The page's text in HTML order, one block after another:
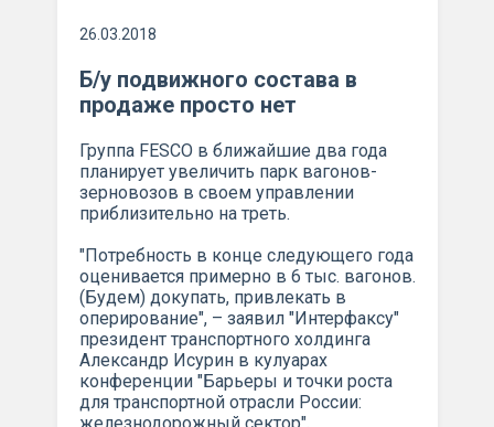
26.03.2018
Б/у подвижного состава в
продаже просто нет
Группа FESCO в ближайшие два года
планирует увеличить парк вагонов-
зерновозов в своем управлении
приблизительно на треть.
"Потребность в конце следующего года
оценивается примерно в 6 тыс. вагонов.
(Будем) докупать, привлекать в
оперирование", – заявил "Интерфаксу"
президент транспортного холдинга
Александр Исурин в кулуарах
конференции "Барьеры и точки роста
для транспортной отрасли России: